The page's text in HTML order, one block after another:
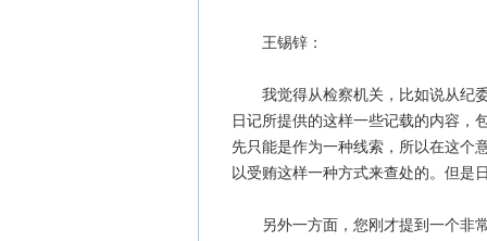
王锡锌：
我觉得从检察机关，比如说从纪委
日记所提供的这样一些记载的内容，
先只能是作为一种线索，所以在这个
以受贿这样一种方式来查处的。但是
另外一方面，您刚才提到一个非常